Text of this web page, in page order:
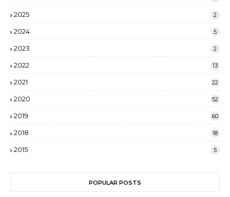
2025 2
2024 5
2023 2
2022 13
2021 22
2020 52
2019 60
2018 18
2015 5
POPULAR POSTS